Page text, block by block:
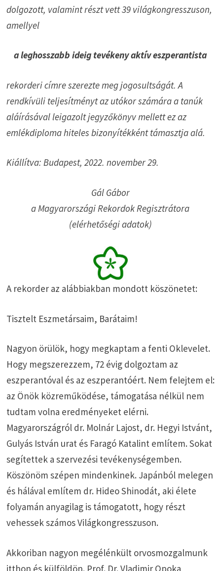
dolgozott, valamint részt vett 39 világkongresszuson,
amellyel
a leghosszabb ideig tevékeny aktív eszperantista
rekorderi címre szerezte meg jogosultságát. A
rendkívüli teljesítményt az utókor számára a tanúk
aláírásával leigazolt jegyzőkönyv mellett ez az
emlékdiploma hiteles bizonyítékként támasztja alá.
Kiállítva: Budapest, 2022. november 29.
Gál Gábor
a Magyarországi Rekordok Regisztrátora
(elérhetőségi adatok)
A rekorder az alábbiakban mondott köszönetet:
Tisztelt Eszmetársaim, Barátaim!
Nagyon örülök, hogy megkaptam a fenti Oklevelet.
Hogy megszerezzem, 72 évig dolgoztam az
eszperantóval és az eszperantóért. Nem felejtem el:
az Önök közreműködése, támogatása nélkül nem
tudtam volna eredményeket elérni.
Magyarországról dr. Molnár Lajost, dr. Hegyi Istvánt,
Gulyás István urat és Faragó Katalint említem. Sokat
segítettek a szervezési tevékenységemben.
Köszönöm szépen mindenkinek. Japánból melegen
és hálával említem dr. Hideo Shinodát, aki élete
folyamán anyagilag is támogatott, hogy részt
vehessek számos Világkongresszuson.
Akkoriban nagyon megélénkült orvosmozgalmunk
itthon és külföldön. Prof. Dr. Vladimir Opoka